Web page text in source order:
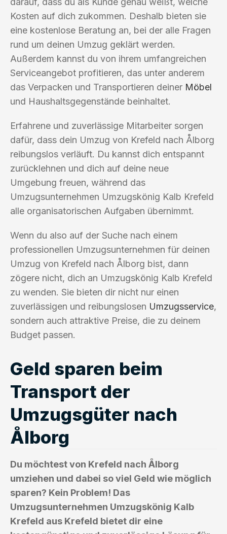
Kosten auf dich zukommen. Deshalb bieten sie
eine kostenlose Beratung an, bei der alle Fragen
rund um deinen Umzug geklärt werden.
Außerdem kannst du von ihrem umfangreichen
Serviceangebot profitieren, das unter anderem
das Verpacken und Transportieren deiner Möbel
und Haushaltsgegenstände beinhaltet.
Erfahrene und zuverlässige Mitarbeiter sorgen
dafür, dass dein Umzug von Krefeld nach Ålborg
reibungslos verläuft. Du kannst dich entspannt
zurücklehnen und dich auf deine neue
Umgebung freuen, während das
Umzugsunternehmen Umzugskönig Kalb Krefeld
alle organisatorischen Aufgaben übernimmt.
Wenn du also auf der Suche nach einem
professionellen Umzugsunternehmen für deinen
Umzug von Krefeld nach Ålborg bist, dann
zögere nicht, dich an Umzugskönig Kalb Krefeld
zu wenden. Sie bieten dir nicht nur einen
zuverlässigen und reibungslosen Umzugsservice,
sondern auch attraktive Preise, die zu deinem
Budget passen.
Geld sparen beim
Transport der
Umzugsgüter nach
Ålborg
Du möchtest von Krefeld nach Ålborg
umziehen und dabei so viel Geld wie möglich
sparen? Kein Problem! Das
Umzugsunternehmen Umzugskönig Kalb
Krefeld aus Krefeld bietet dir eine